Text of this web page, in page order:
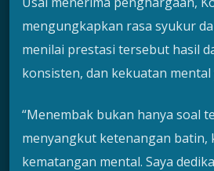
mengungkapkan rasa syukur
menilai prestasi tersebut hasil
konsisten, dan kekuatan
“Menembak bukan hanya soal
menyangkut ketenangan batin,
kematangan mental. Saya